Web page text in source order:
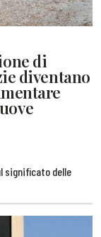
di
diventano
significato delle